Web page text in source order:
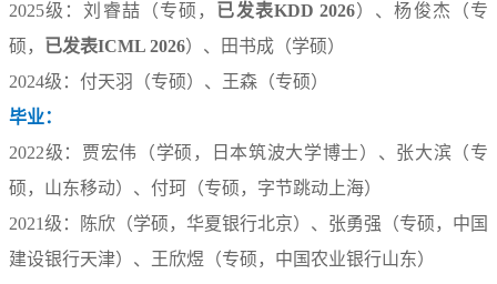
2025级：刘睿喆（专硕， 已发表KDD 2026） 、杨俊杰（专
硕 ， 已发表ICML 2026）、田书成（学硕）
2024级：付天羽（专硕）、王森 （专硕）
毕业：
2022级：贾宏伟（学硕，日本筑波大学博士）、张大滨（专
硕，山东移动）、付珂（专硕，字节跳动上海）
2021级：陈欣（学硕，华夏银行北京）、张勇强（专硕，中国
建设银行天津）、王欣煜（专硕，中国农业银行山东）